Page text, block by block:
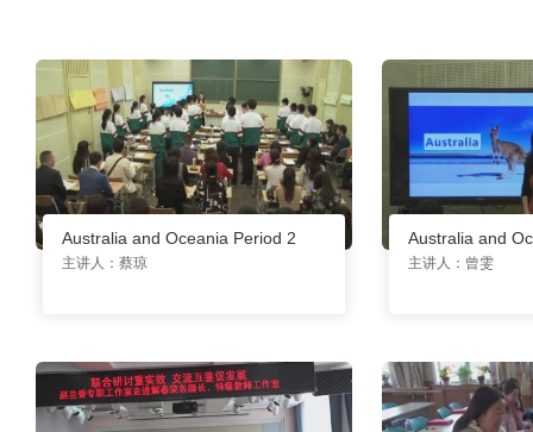
Australia and Oceania Period 2
主讲人：蔡琼
Australia and
主讲人：曾雯